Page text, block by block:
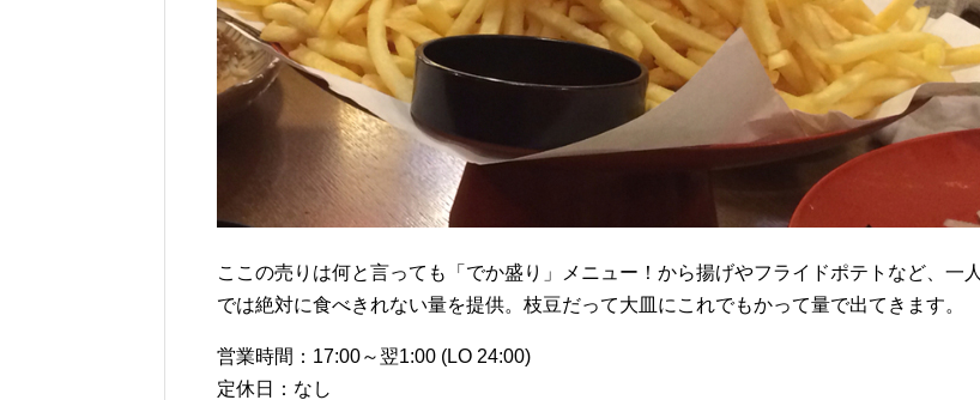
ここの売りは何と言っても「でか盛り」メニュー！から揚げやフライドポテトなど、一人
では絶対に食べきれない量を提供。枝豆だって大皿にこれでもかって量で出てきます。
営業時間：17:00～翌1:00 (LO 24:00)
定休日：なし